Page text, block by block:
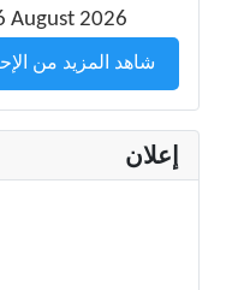
August 2026
شاهد المزيد من
إعلان